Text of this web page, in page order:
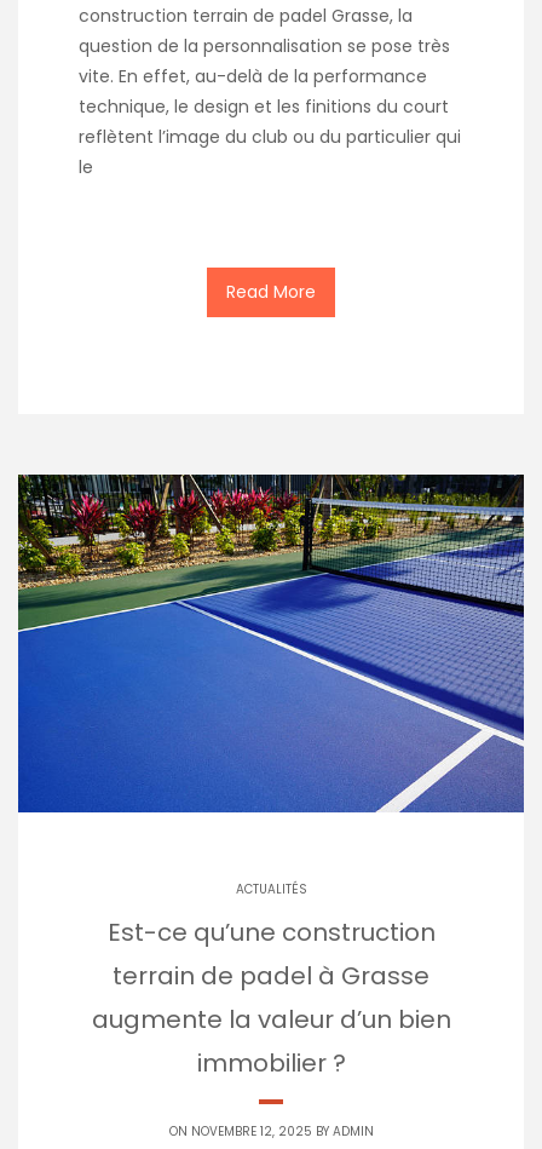
construction terrain de padel Grasse, la
question de la personnalisation se pose très
vite. En effet, au-delà de la performance
technique, le design et les finitions du court
reflètent l’image du club ou du particulier qui
le
Read More
ACTUALITÉS
Est-ce qu’une construction
terrain de padel à Grasse
augmente la valeur d’un bien
immobilier ?
ON NOVEMBRE 12, 2025 BY ADMIN